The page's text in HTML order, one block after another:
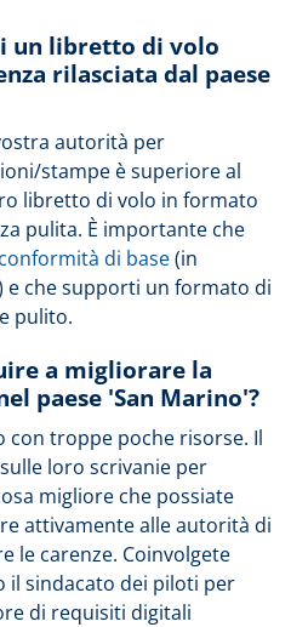
un libretto di volo
rilasciata dal paese
autorità per
stampe è superiore al
libretto di volo in formato
pulita. È importante che
di base(in
e che supporti un formato di
pulito.
a migliorare la
paese 'San Marino'?
con troppe poche risorse. Il
loro scrivanie per
migliore che possiate
attivamente alle autorità di
le carenze. Coinvolgete
il sindacato dei piloti per
di requisiti digitali